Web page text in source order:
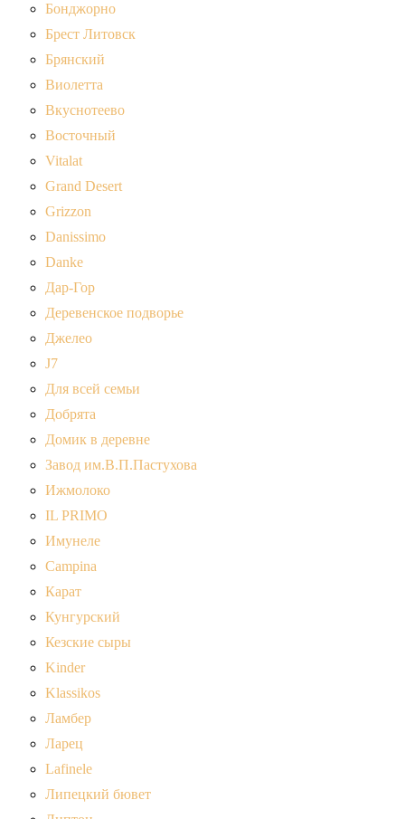
Бонджорно
Брест Литовск
Брянский
Виолетта
Вкуснотеево
Восточный
Vitalat
Grand Desert
Grizzon
Danissimo
Danke
Дар-Гор
Деревенское подворье
Джелео
J7
Для всей семьи
Добрята
Домик в деревне
Завод им.В.П.Пастухова
Ижмолоко
IL PRIMO
Имунеле
Campina
Карат
Кунгурский
Кезские сыры
Kinder
Klassikos
Ламбер
Ларец
Lafinele
Липецкий бювет